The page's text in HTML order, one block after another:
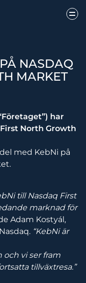
NASDAQ
MARKET
har
North Growth
med KebNi på
till Nasdaq First
marknad för
Adam Kostyál,
“KebNi är
vi ser fram
tillväxtresa.”